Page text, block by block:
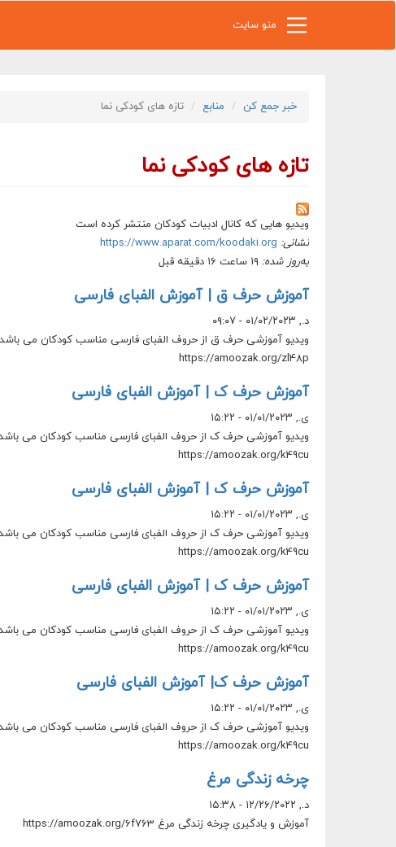
منو سایت
خبر جمع کن منابع تازه های کودکی نما
تازه های کودکی نما
ویدیو هایی که کانال ادبیات کودکان منتشر کرده است
نشانی: https://www.aparat.com/koodaki.org
به‌روز شده:
آموزش حرف ق | آموزش الفبای فارسی
د., ۰۱/۰۲/۲۰۲۳ - ۰۹:۰۷
ویدیو آموزشی حرف ق از حروف الفبای فارسی مناسب کودکان می
https://amoozak.org/zl48p
آموزش حرف ک | آموزش الفبای فارسی
ی., ۰۱/۰۱/۲۰۲۳ - ۱۵:۲۲
ویدیو آموزشی حرف ک از حروف الفبای فارسی مناسب کودکان می
https://amoozak.org/k49cu
آموزش حرف ک | آموزش الفبای فارسی
ی., ۰۱/۰۱/۲۰۲۳ - ۱۵:۲۲
ویدیو آموزشی حرف ک از حروف الفبای فارسی مناسب کودکان می
https://amoozak.org/k49cu
آموزش حرف ک | آموزش الفبای فارسی
ی., ۰۱/۰۱/۲۰۲۳ - ۱۵:۲۲
ویدیو آموزشی حرف ک از حروف الفبای فارسی مناسب کودکان می
https://amoozak.org/k49cu
آموزش حرف ک| آموزش الفبای فارسی
ی., ۰۱/۰۱/۲۰۲۳ - ۱۵:۲۲
ویدیو آموزشی حرف ک از حروف الفبای فارسی مناسب کودکان می
https://amoozak.org/k49cu
چرخه زندگی مرغ
د., ۱۲/۲۶/۲۰۲۲ - ۱۵:۳۸
آموزش و یادگیری چرخه زندگی مرغ https://amoozak.org/6f763